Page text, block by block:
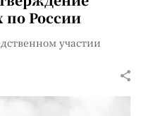
по России
участии